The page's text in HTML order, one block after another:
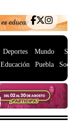
Deportes
Educación
Mundo
Puebla